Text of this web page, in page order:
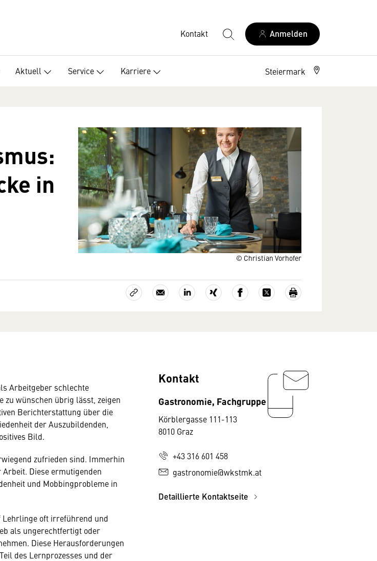
Kontakt Anmelden
Aktuell Service Karriere Steiermark
© Christian Vorhofer
in
Arbeitgeber schlechte
wünschen übrig lässt, zeigen
Berichterstattung über die
der Auszubildenden,
Bild.
zufrieden sind. Immerhin
Diese ermutigenden
und Mobbingprobleme in
Lehrlinge oft irreführend und
als ungerechtfertigt oder
Diese Herausforderungen
des Lernprozesses und der
Kontakt
Gastronomie, Fachgruppe
Körblergasse 111-113
8010 Graz
+43 316 601 458
gastronomie@wkstmk.at
Detaillierte Kontaktseite